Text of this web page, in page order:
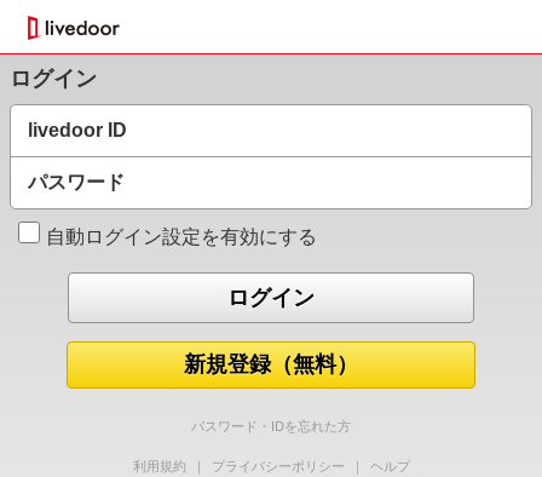
ログイン
livedoor ID
パスワード
自動ログイン設定を有効にする
新規登録（無料）
パスワード・IDを忘れた方
利用規約 ｜ プライバシーポリシー ｜
ヘルプ